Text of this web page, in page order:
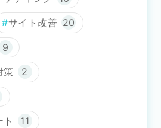
サイト改善 20
9
策 2
11